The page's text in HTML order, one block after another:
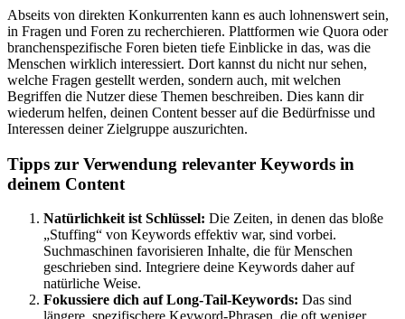
Abseits von direkten Konkurrenten kann es auch lohnenswert sein,
in Fragen und Foren zu recherchieren. Plattformen wie Quora oder
branchenspezifische Foren bieten tiefe Einblicke in das, was die
Menschen wirklich interessiert. Dort kannst du nicht nur sehen,
welche Fragen gestellt werden, sondern auch, mit welchen
Begriffen die Nutzer diese Themen beschreiben. Dies kann dir
wiederum helfen, deinen Content besser auf die Bedürfnisse und
Interessen deiner Zielgruppe auszurichten.
Tipps zur Verwendung relevanter Keywords in
deinem Content
Natürlichkeit ist Schlüssel: Die Zeiten, in denen das bloße
„Stuffing“ von Keywords effektiv war, sind vorbei.
Suchmaschinen favorisieren Inhalte, die für Menschen
geschrieben sind. Integriere deine Keywords daher auf
natürliche Weise.
Fokussiere dich auf Long-Tail-Keywords: Das sind